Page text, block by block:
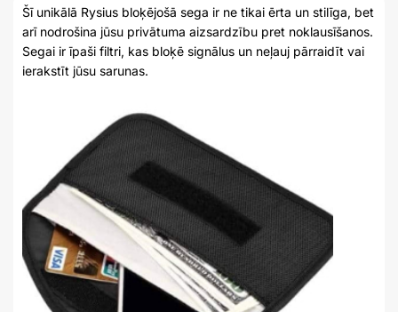
Šī unikālā Rysius bloķējošā sega ir ne tikai ērta un stilīga, bet
arī nodrošina jūsu privātuma aizsardzību pret noklausīšanos.
Segai ir īpaši filtri, kas bloķē signālus un neļauj pārraidīt vai
ierakstīt jūsu sarunas.